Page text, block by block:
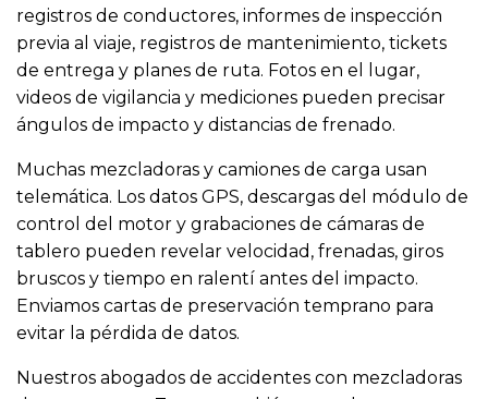
registros de conductores, informes de inspección
previa al viaje, registros de mantenimiento, tickets
de entrega y planes de ruta. Fotos en el lugar,
videos de vigilancia y mediciones pueden precisar
ángulos de impacto y distancias de frenado.
Muchas mezcladoras y camiones de carga usan
telemática. Los datos GPS, descargas del módulo de
control del motor y grabaciones de cámaras de
tablero pueden revelar velocidad, frenadas, giros
bruscos y tiempo en ralentí antes del impacto.
Enviamos cartas de preservación temprano para
evitar la pérdida de datos.
Nuestros abogados de accidentes con mezcladoras